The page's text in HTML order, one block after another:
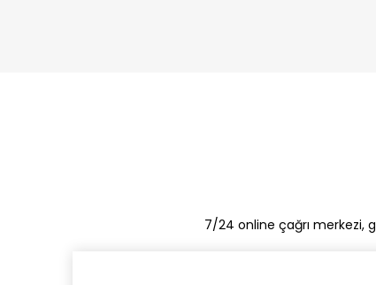
7/24 online çağrı merkezi,